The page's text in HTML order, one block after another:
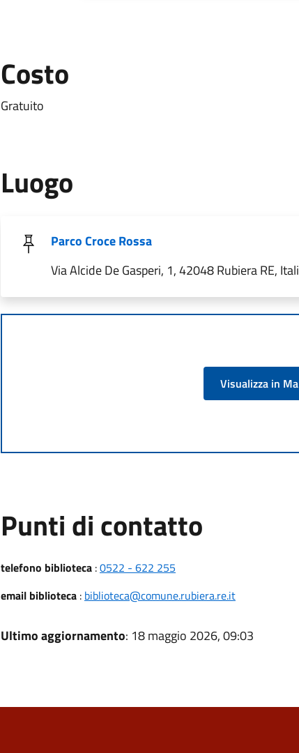
Costo
Gratuito
Luogo
Parco Croce Rossa
Via Alcide De Gasperi, 1, 42048 Rubiera RE,
Visualizza in
Punti di contatto
telefono biblioteca:0522 - 622 255
email biblioteca: biblioteca@comune.rubiera.re.it
Ultimo aggiornamento: 18 maggio 2026, 09:03